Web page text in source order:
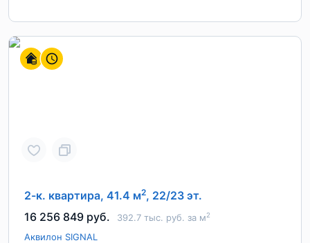
2-к. квартира, 41.4 м2, 22/23 эт.
16 256 849 руб.
392.7 тыс. руб. за м2
Аквилон SIGNAL